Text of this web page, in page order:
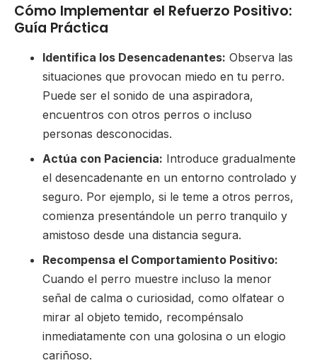
Cómo Implementar el Refuerzo Positivo:
Guía Práctica
Identifica los Desencadenantes: Observa las
situaciones que provocan miedo en tu perro.
Puede ser el sonido de una aspiradora,
encuentros con otros perros o incluso
personas desconocidas.
Actúa con Paciencia: Introduce gradualmente
el desencadenante en un entorno controlado y
seguro. Por ejemplo, si le teme a otros perros,
comienza presentándole un perro tranquilo y
amistoso desde una distancia segura.
Recompensa el Comportamiento Positivo:
Cuando el perro muestre incluso la menor
señal de calma o curiosidad, como olfatear o
mirar al objeto temido, recompénsalo
inmediatamente con una golosina o un elogio
cariñoso.